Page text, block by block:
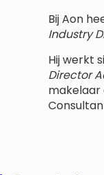
Bij Aon
Industry
Hij werkt
Director
makelaar